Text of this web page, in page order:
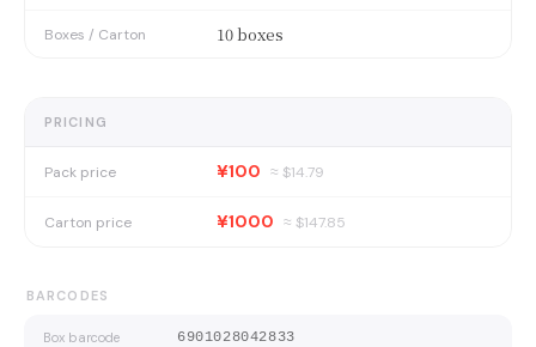
Boxes / Carton 10 boxes
PRICING
Pack price ¥100 ≈ $14.79
Carton price ¥1000 ≈ $147.85
BARCODES
Box barcode 6901028042833